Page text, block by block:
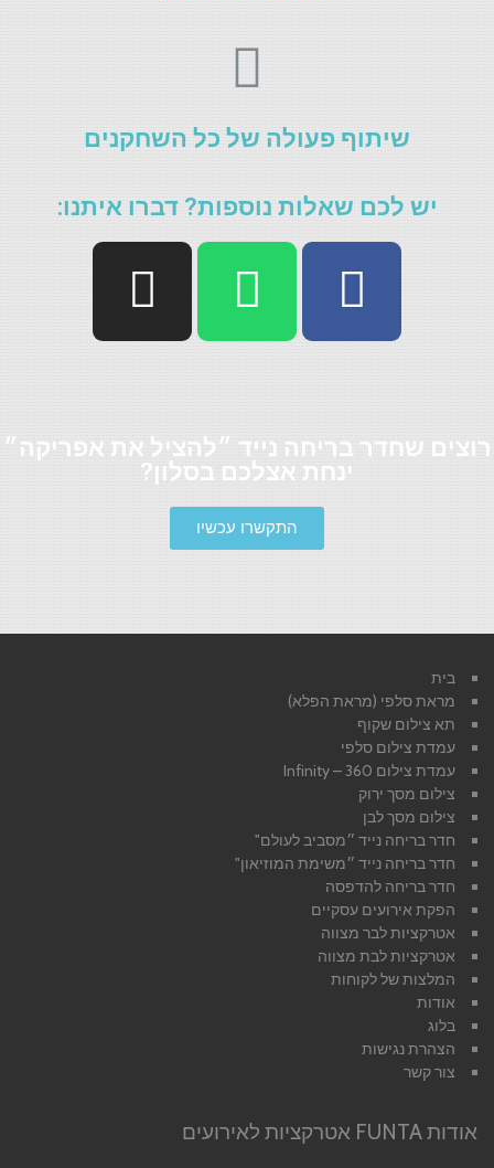
שיתוף פעולה של כל השחקנים
יש לכם שאלות נוספות? דברו איתנו:
רוצים שחדר בריחה נייד ״להציל את אפריקה״
ינחת אצלכם בסלון?
התקשרו עכשיו
בית
מראת סלפי (מראת הפלא)
תא צילום שקוף
עמדת צילום סלפי
עמדת צילום 360 – Infinity
צילום מסך ירוק
צילום מסך לבן
חדר בריחה נייד ״מסביב לעולם"
חדר בריחה נייד ״משימת המוזיאון"
חדר בריחה להדפסה
הפקת אירועים עסקיים
אטרקציות לבר מצווה
אטרקציות לבת מצווה
המלצות של לקוחות
אודות
בלוג
הצהרת נגישות
צור קשר
אודות FUNTA אטרקציות לאירועים